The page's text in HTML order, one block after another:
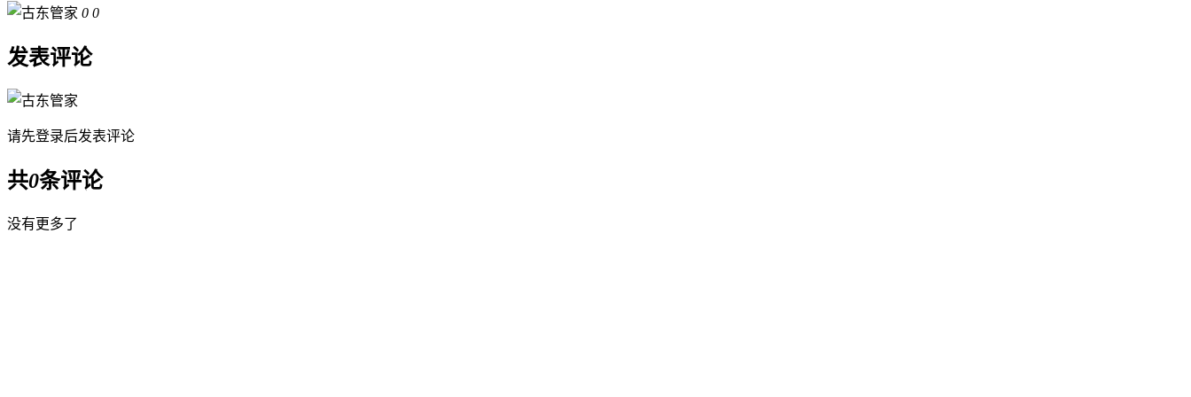
0 0
发表评论
请先登录后发表评论
共0条评论
没有更多了